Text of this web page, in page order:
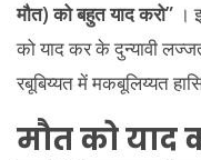
मौत) को बहुत याद करो” ।
को याद कर के दुन्यावी
रबूबिय्यत में मकबूलिय्यत
मौत को याद